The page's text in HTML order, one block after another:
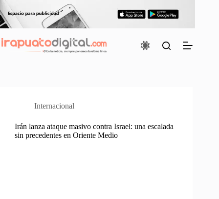
al
contenido
Internacional
Irán lanza ataque masivo contra Israel: una escalada
sin precedentes en Oriente Medio